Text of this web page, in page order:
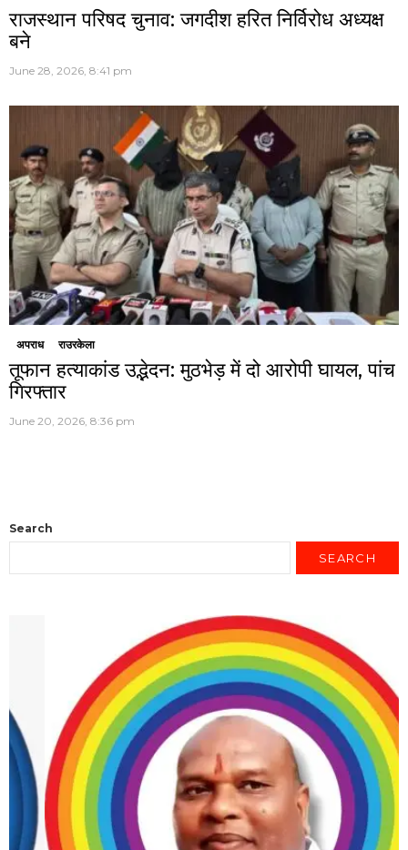
राजस्थान परिषद चुनाव: जगदीश हरित निर्विरोध अध्यक्ष
बने
June 28, 2026, 8:41 pm
अपराध राउरकेला
तूफान हत्याकांड उद्भेदन: मुठभेड़ में दो आरोपी घायल, पांच
गिरफ्तार
June 20, 2026, 8:36 pm
Search
SEARCH